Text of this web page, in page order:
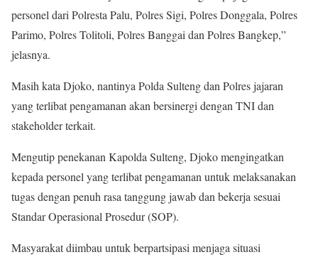
personel dari Polresta Palu, Polres Sigi, Polres Donggala, Polres
Parimo, Polres Tolitoli, Polres Banggai dan Polres Bangkep,”
jelasnya.
Masih kata Djoko, nantinya Polda Sulteng dan Polres jajaran
yang terlibat pengamanan akan bersinergi dengan TNI dan
stakeholder terkait.
Mengutip penekanan Kapolda Sulteng, Djoko mengingatkan
kepada personel yang terlibat pengamanan untuk melaksanakan
tugas dengan penuh rasa tanggung jawab dan bekerja sesuai
Standar Operasional Prosedur (SOP).
Masyarakat diimbau untuk berpartsipasi menjaga situasi